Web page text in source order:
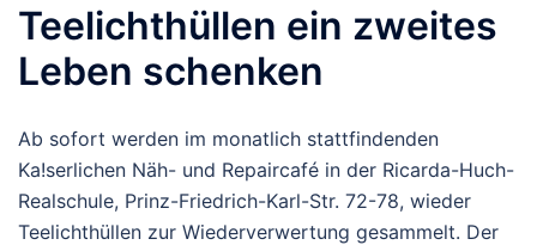
Teelichthüllen ein zweites
Leben schenken
Ab sofort werden im monatlich stattfindenden
Ka!serlichen Näh- und Repaircafé in der Ricarda-Huch-
Realschule, Prinz-Friedrich-Karl-Str. 72-78, wieder
Teelichthüllen zur Wiederverwertung gesammelt. Der